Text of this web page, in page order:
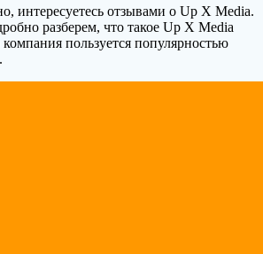
интересуетесь отзывами о Up X Media.
разберем, что такое Up X Media
пользуется популярностью